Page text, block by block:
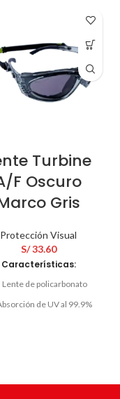
Turbine
F Oscuro
Gris
Protección Visual
S/33.60
Características:
Lente de policarbonato
de UV al 99.9%